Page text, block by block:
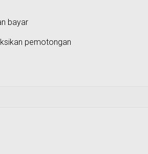
bayar
pemotongan